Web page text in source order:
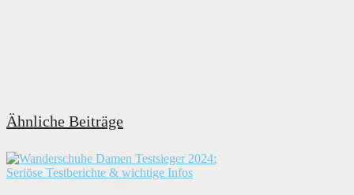
Ähnliche Beiträge